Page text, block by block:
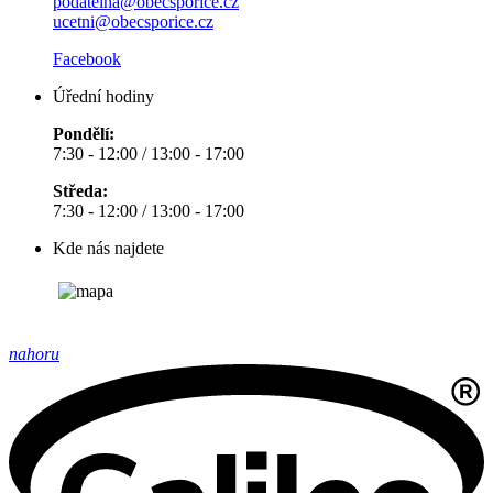
ucetni@obecsporice.cz
Facebook
Úřední hodiny
Pondělí:
7:30 - 12:00 / 13:00 - 17:00
Středa:
7:30 - 12:00 / 13:00 - 17:00
Kde nás najdete
nahoru